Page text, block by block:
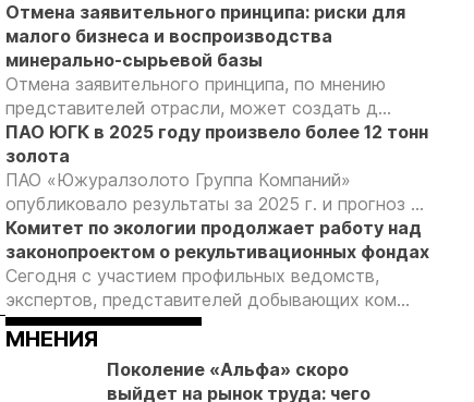
05.08.26
Путин обсудил Продажи
Суд взыскал с
Отмена заявительного принципа: риски для
малого бизнеса и воспроизводства
минерально-сырьевой базы
Отмена заявительного принципа, по мнению
представителей отрасли, может создать д...
ПАО ЮГК в 2025 году произвело более 12 тонн
золота
ПАО «Южуралзолото Группа Компаний»
опубликовало результаты за 2025 г. и прогноз ...
Комитет по экологии продолжает работу над
законопроектом о рекультивационных фондах
Сегодня с участием профильных ведомств,
экспертов, представителей добывающих ком...
МНЕНИЯ
Поколение «Альфа» скоро
выйдет на рынок труда: чего